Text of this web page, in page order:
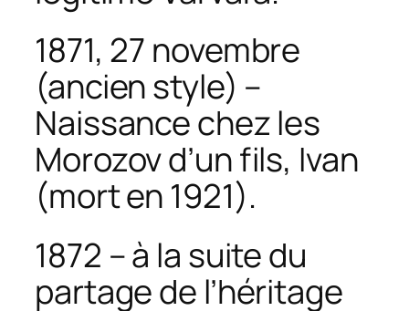
1871, 27 novembre
(ancien style) –
Naissance chez les
Morozov d’un fils, Ivan
(mort en 1921).
1872 – à la suite du
partage de l’héritage